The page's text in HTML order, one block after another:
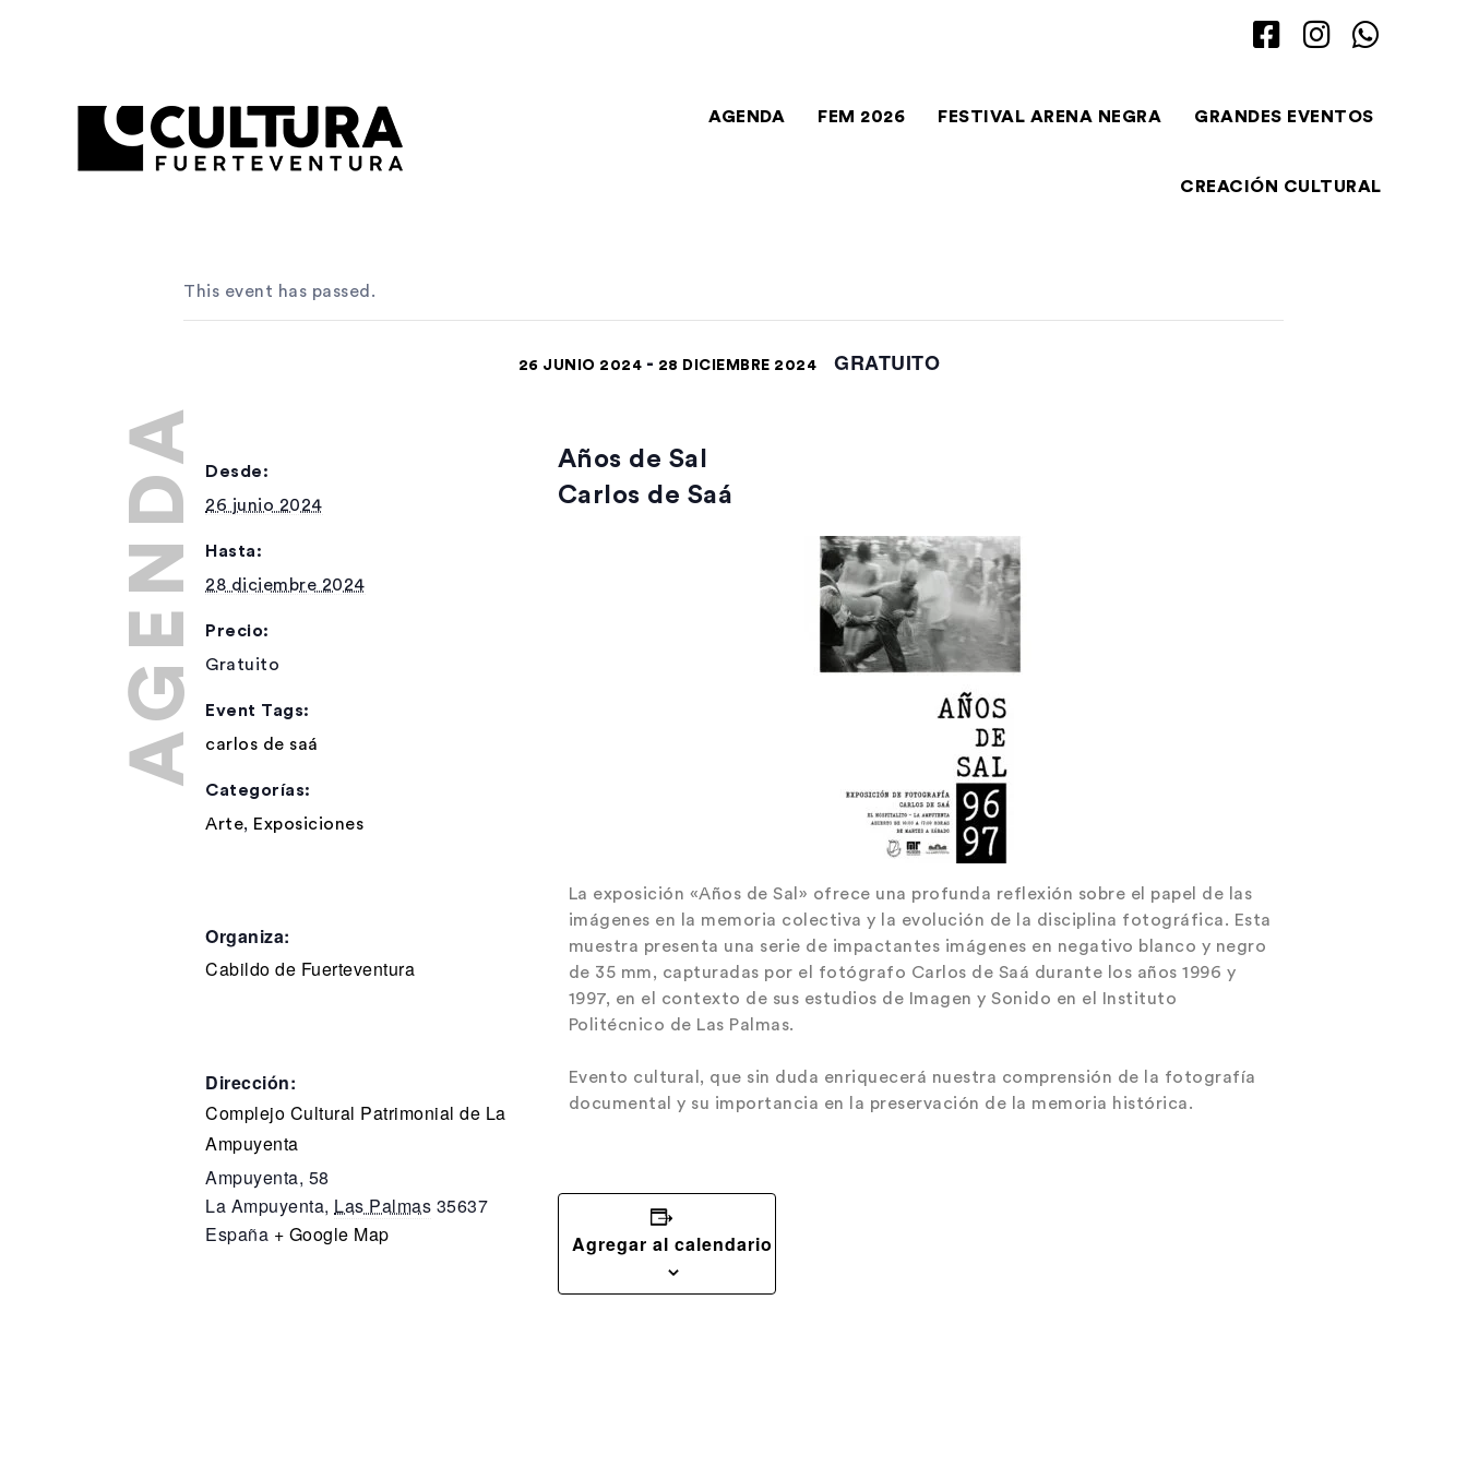
AGENDA FEM 2026 FESTIVAL ARENA NEGRA GRANDES EVENTOS
CREACIÓN CULTURAL
This event has passed.
26 JUNIO 2024 - 28 DICIEMBRE 2024 GRATUITO
Desde:
26 junio 2024
Hasta:
28 diciembre 2024
Precio:
Gratuito
Event Tags:
carlos de saá
Categorías:
Arte, Exposiciones
Organiza:
Cabildo de Fuerteventura
Dirección:
Complejo Cultural Patrimonial de La
Ampuyenta
Ampuyenta, 58
La Ampuyenta, Las Palmas 35637
España + Google Map
Años de Sal
Carlos de Saá
La exposición «Años de Sal» ofrece una profunda reflexión sobre el papel de las
imágenes en la memoria colectiva y la evolución de la disciplina fotográfica. Esta
muestra presenta una serie de impactantes imágenes en negativo blanco y negro
de 35 mm, capturadas por el fotógrafo Carlos de Saá durante los años 1996 y
1997, en el contexto de sus estudios de Imagen y Sonido en el Instituto
Politécnico de Las Palmas.
Evento cultural, que sin duda enriquecerá nuestra comprensión de la fotografía
documental y su importancia en la preservación de la memoria histórica.
Agregar al calendario